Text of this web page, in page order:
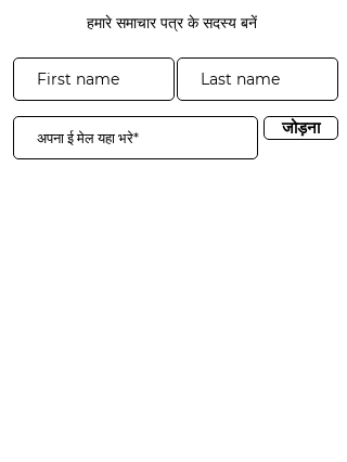
हमारे समाचार पत्र के सदस्य बनें
जोड़ना